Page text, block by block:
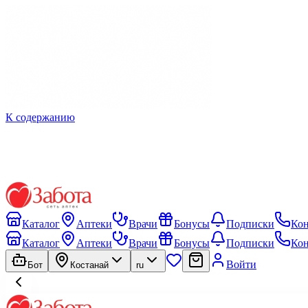
К содержанию
Каталог Аптеки Врачи Бонусы Подписки
Каталог
Аптеки Врачи Бонусы Подписки
Бот Костанай ru Войти